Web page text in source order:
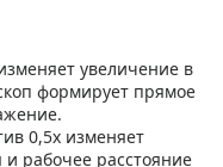
увеличение в
формирует прямое
0,5х изменяет
рабочее расстояние